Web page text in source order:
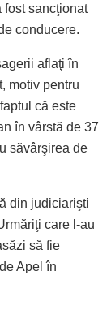
fost sancţionat
conducere.
aflaţi în
motiv pentru
că este
în vârstă de 37
săvârşirea de
din judiciarişti
care l-au
să fie
Apel în